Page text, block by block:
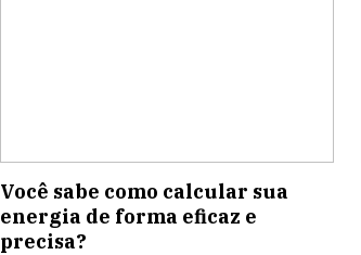
Você sabe como calcular sua
energia de forma eficaz e
precisa?